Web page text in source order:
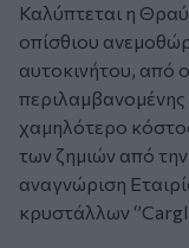
Καλύπτεται η
oπίσθιoυ
αυτοκινήτου, από
χαμηλότερο
των ζημιών από την
αναγνώριση
κρυστάλλων